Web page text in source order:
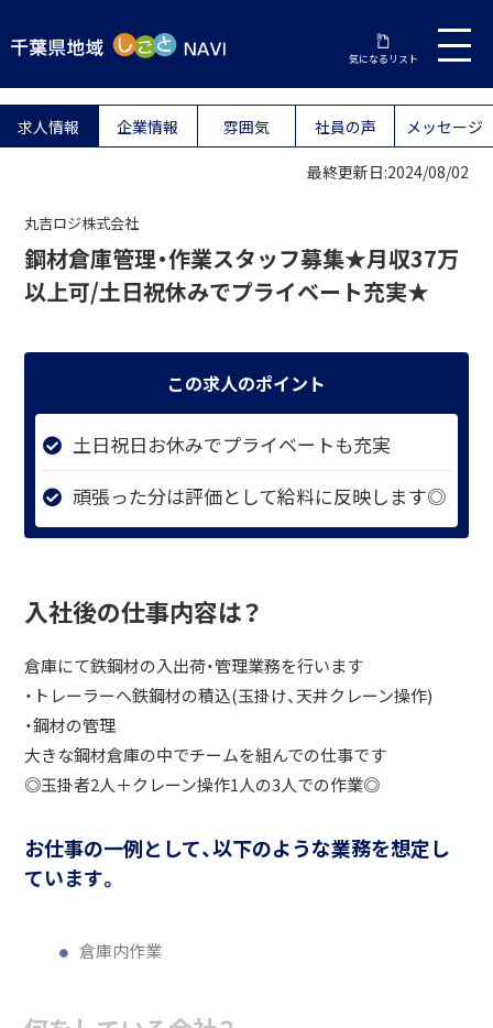
気になるリスト
求人情報 企業情報 雰囲気 社員の声 メッセージ
最終更新日:2024/08/02
丸吉ロジ株式会社
鋼材倉庫管理・作業スタッフ募集★月収37万
以上可/土日祝休みでプライベート充実★
この求人のポイント
土日祝日お休みでプライベートも充実
頑張った分は評価として給料に反映します◎
入社後の仕事内容は？
倉庫にて鉄鋼材の入出荷・管理業務を行います
・トレーラーへ鉄鋼材の積込(玉掛け、天井クレーン操作)
・鋼材の管理
大きな鋼材倉庫の中でチームを組んでの仕事です
◎玉掛者2人＋クレーン操作1人の3人での作業◎
お仕事の一例として、以下のような業務を想定し
ています。
倉庫内作業